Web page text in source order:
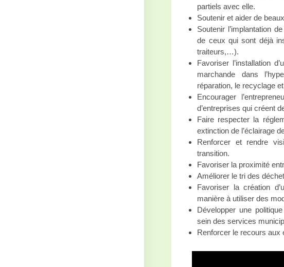
partiels avec elle.
Soutenir et aider de
Soutenir l’implantation
de ceux qui sont déjà
traiteurs,…).
Favoriser l’installation
marchande dans
réparation, le recyclage
Encourager
d’entreprises qui créent
Faire respecter la
extinction de l’éclairage
Renforcer et rendre
transition.
Favoriser la proximité
Améliorer le tri des
Favoriser la création
manière à utiliser des
Développer une
sein des services
Renforcer le recours aux